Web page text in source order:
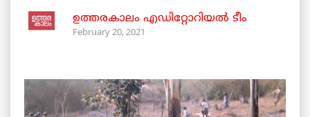
ഉത്തരകാലം എഡിറ്റോറിയല്‍ ടീം
February 20, 2021